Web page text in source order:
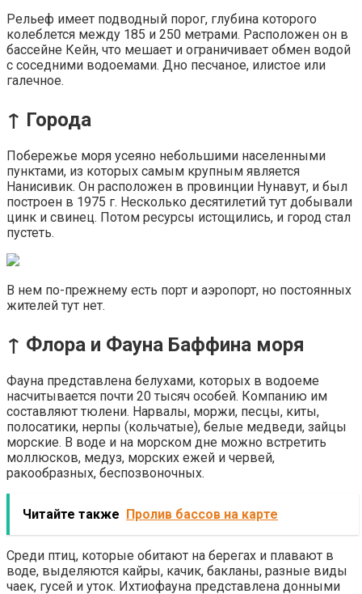
Рельеф имеет подводный порог, глубина которого
колеблется между 185 и 250 метрами. Расположен он в
бассейне Кейн, что мешает и ограничивает обмен водой
с соседними водоемами. Дно песчаное, илистое или
галечное.
↑ Города
Побережье моря усеяно небольшими населенными
пунктами, из которых самым крупным является
Нанисивик. Он расположен в провинции Нунавут, и был
построен в 1975 г. Несколько десятилетий тут добывали
цинк и свинец. Потом ресурсы истощились, и город стал
пустеть.
В нем по-прежнему есть порт и аэропорт, но постоянных
жителей тут нет.
↑ Флора и Фауна Баффина моря
Фауна представлена белухами, которых в водоеме
насчитывается почти 20 тысяч особей. Компанию им
составляют тюлени. Нарвалы, моржи, песцы, киты,
полосатики, нерпы (кольчатые), белые медведи, зайцы
морские. В воде и на морском дне можно встретить
моллюсков, медуз, морских ежей и червей,
ракообразных, беспозвоночных.
Читайте также Пролив бассов на карте
Среди птиц, которые обитают на берегах и плавают в
воде, выделяются кайры, качик, бакланы, разные виды
чаек, гусей и уток. Ихтиофауна представлена донными